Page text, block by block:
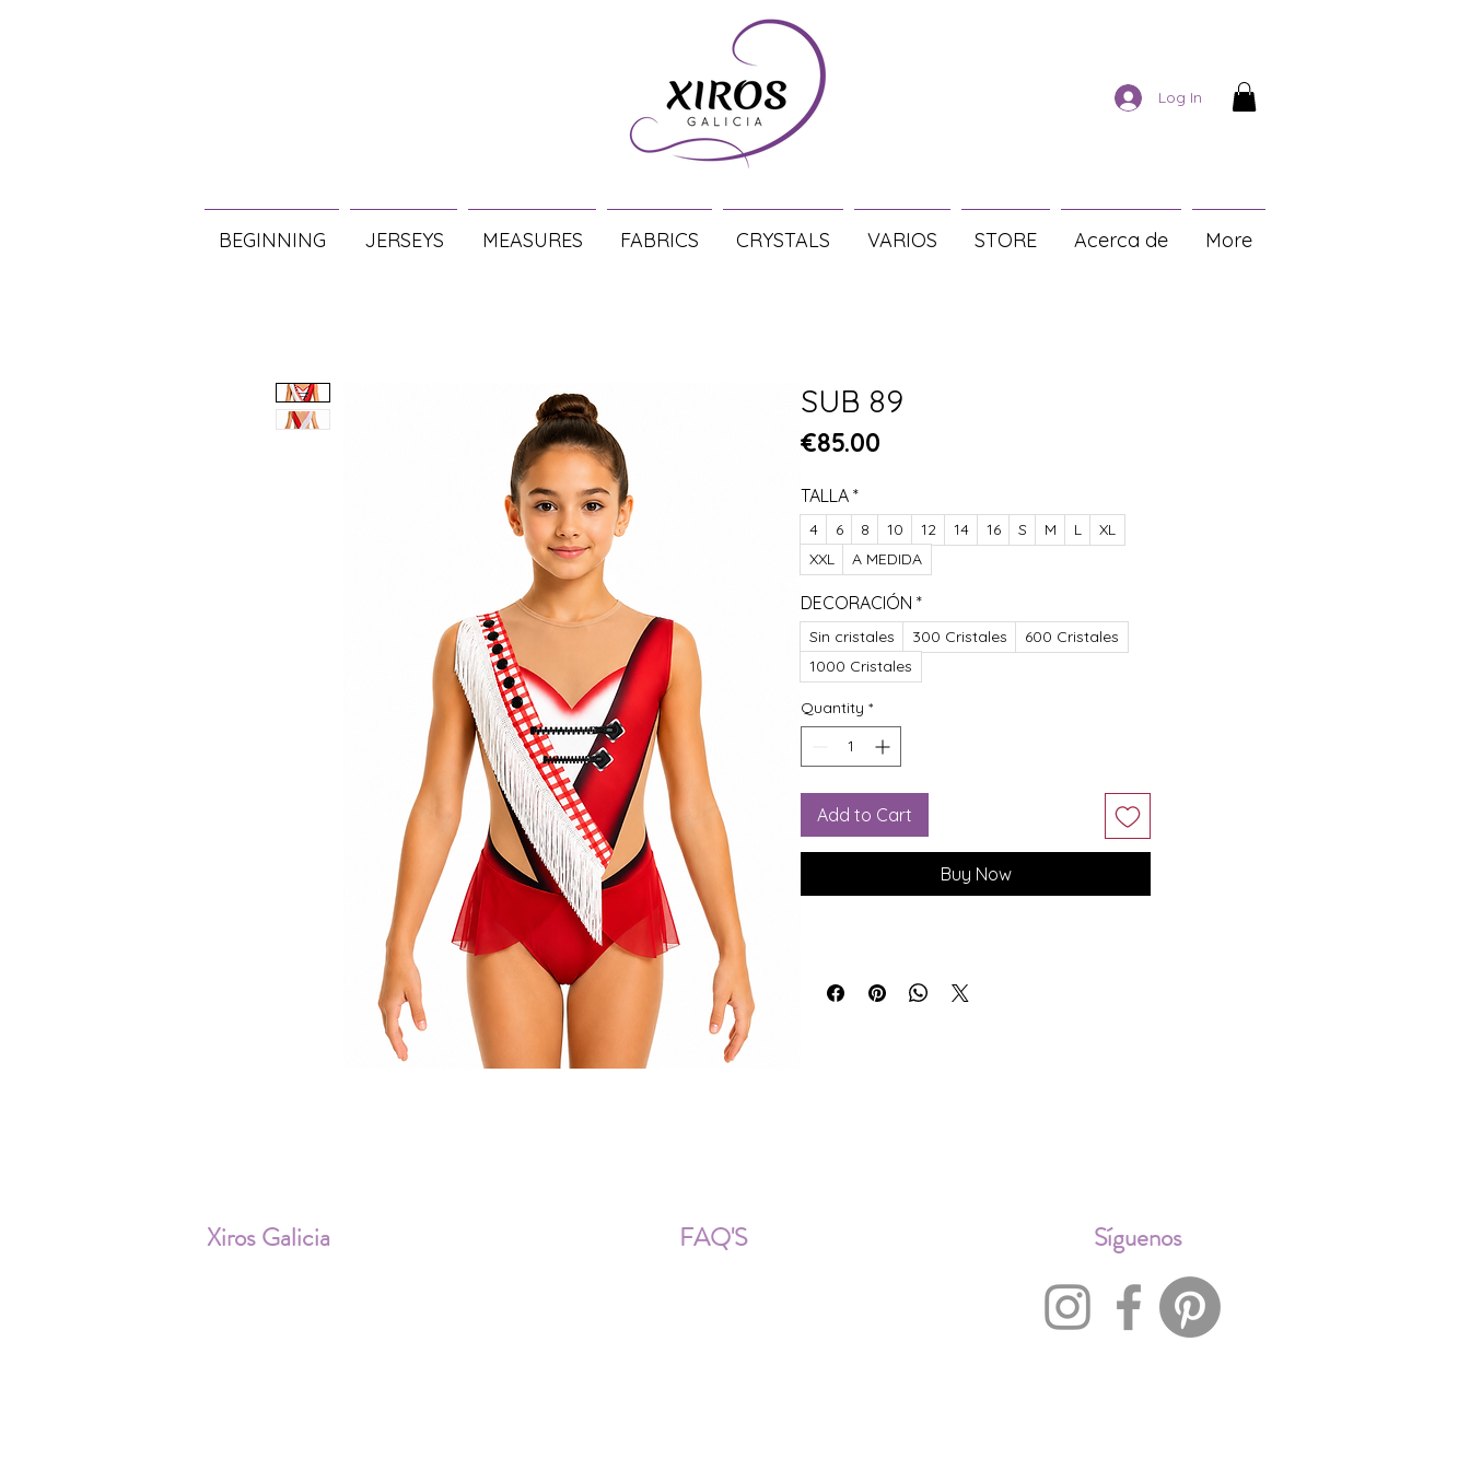
Log In
BEGINNING JERSEYS MEASURES FABRICS CRYSTALS VARIOS STORE Acerca de More
SUB 89
€85.00
TALLA *
4 6 8 10 12 14 16 S M L
XL
XXL
A MEDIDA
DECORACIÓN *
Sin cristales 300 Cristales
600 Cristales
1000 Cristales
Quantity *
Add to Cart
Buy Now
Xiros Galicia FAQ'S Síguenos